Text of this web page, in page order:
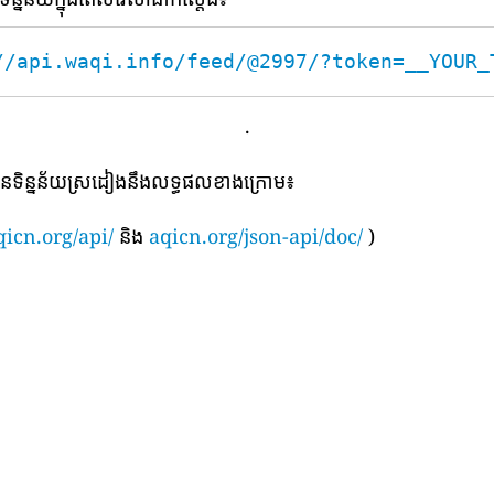
feed/@2997/
.
នទិន្នន័យស្រដៀងនឹងលទ្ធផលខាងក្រោម៖
api/ និង aqicn.org/json-api/doc/ )